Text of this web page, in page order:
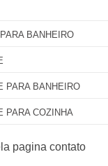
BANHEIRO
PARA BANHEIRO
PARA COZINHA